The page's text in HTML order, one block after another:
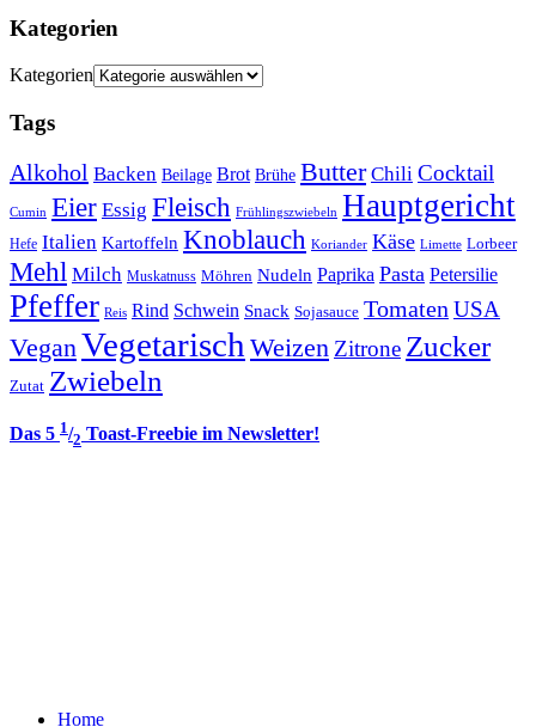
Kategorien
Kategorien
Tags
Alkohol Backen Beilage Brot Brühe Butter Chili Cocktail
Cumin Eier Essig Fleisch Frühlingszwiebeln Hauptgericht
Hefe Italien Kartoffeln Knoblauch Koriander Käse Limette Lorbeer
Mehl Milch Muskatnuss Möhren Nudeln Paprika Pasta Petersilie
Pfeffer Reis Rind Schwein Snack Sojasauce Tomaten USA
VeganVegetarisch Weizen Zitrone Zucker
Zutat Zwiebeln
Das 5 1/2 Toast-Freebie im Newsletter!
Home